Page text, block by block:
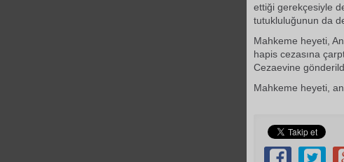
ettiği gerekçesiyle
tutukluluğunun da
Mahkeme heyeti,
hapis cezasına
Cezaevine
Mahkeme heyeti,